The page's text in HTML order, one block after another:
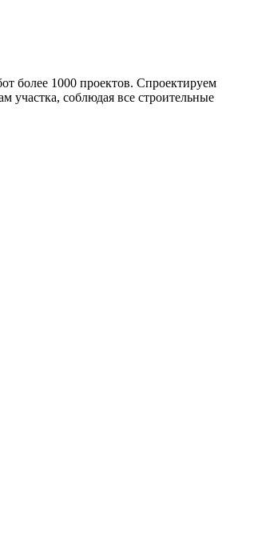
более 1000 проектов. Спроектируем
участка, соблюдая все строительные